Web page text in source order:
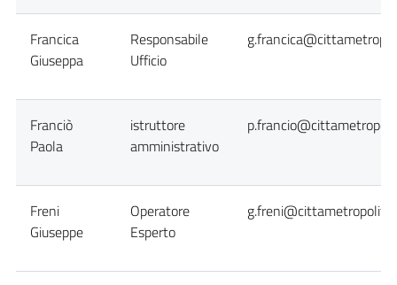
Francica
Giuseppa
Responsabile
Ufficio
Franciò
Paola
istruttore
amministrativo
Freni
Giuseppe
Operatore
Esperto